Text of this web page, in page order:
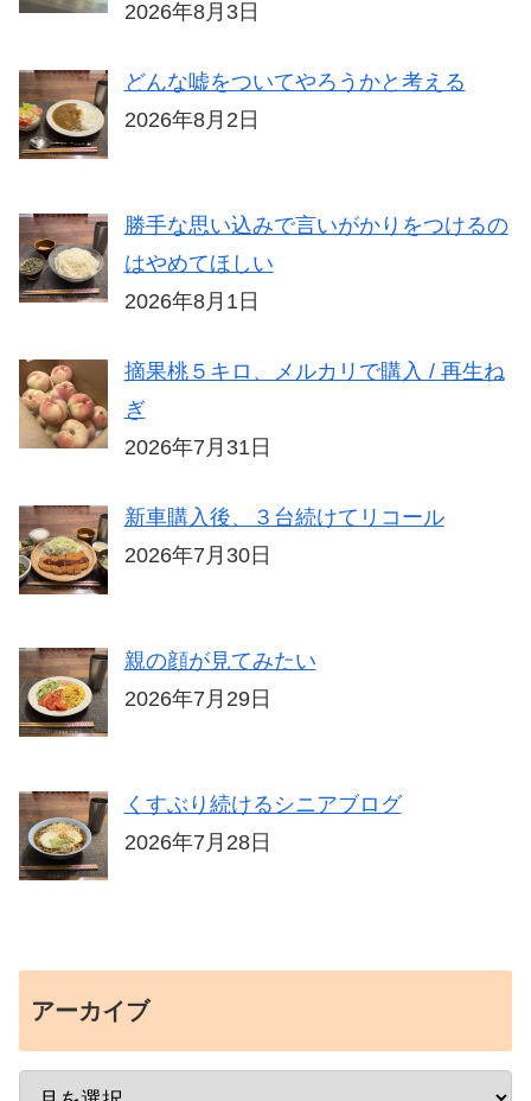
2026年8月3日
どんな嘘をついてやろうかと考える
2026年8月2日
勝手な思い込みで言いがかりをつけるの
はやめてほしい
2026年8月1日
摘果桃５キロ、メルカリで購入 / 再生ね
ぎ
2026年7月31日
新車購入後、３台続けてリコール
2026年7月30日
親の顔が見てみたい
2026年7月29日
くすぶり続けるシニアブログ
2026年7月28日
アーカイブ